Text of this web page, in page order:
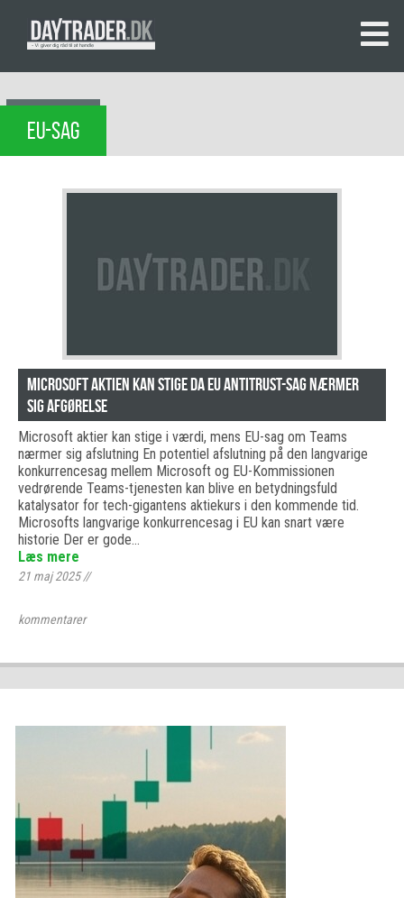
EU-SAG
Microsoft Aktien Kan Stige Da EU Antitrust-Sag Nærmer
Sig Afgørelse
Microsoft aktier kan stige i værdi, mens EU-sag om Teams
nærmer sig afslutning En potentiel afslutning på den langvarige
konkurrencesag mellem Microsoft og EU-Kommissionen
vedrørende Teams-tjenesten kan blive en betydningsfuld
katalysator for tech-gigantens aktiekurs i den kommende tid.
Microsofts langvarige konkurrencesag i EU kan snart være
historie Der er gode…
Læs mere
21 maj 2025//
kommentarer